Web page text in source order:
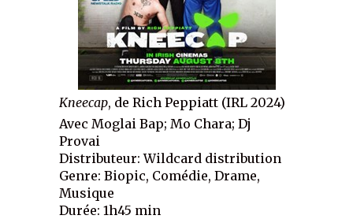
Kneecap, de Rich Peppiatt (IRL 2024)
Avec Moglai Bap; Mo Chara; Dj
Provai
Distributeur: Wildcard distribution
Genre: Biopic, Comédie, Drame,
Musique
Durée: 1h45 min